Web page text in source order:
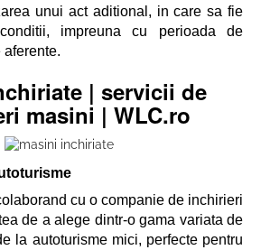
unui act aditional, in care sa fie
impreuna cu perioada de
| servicii de
masini | WLC.ro
cu o companie de inchirieri
de a alege dintr-o gama variata de
la autoturisme mici, perfecte pentru